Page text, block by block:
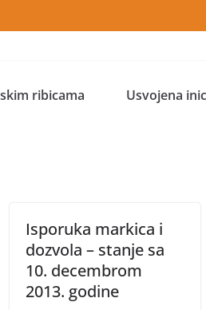
ribicama
Usvojena
Isporuka markica i
dozvola – stanje sa
10. decembrom
2013. godine